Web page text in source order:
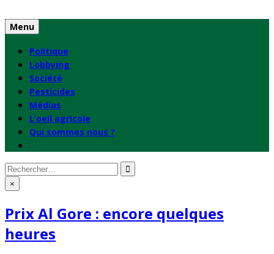
to
content
Menu
Politique
Lobbying
Société
Pesticides
Médias
L’oeil agricole
Qui sommes nous ?
Rechercher
: ×
Prix Al Gore : encore quelques
heures